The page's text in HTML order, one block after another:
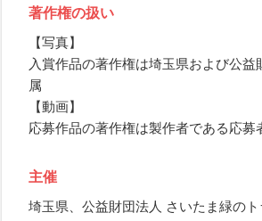
著作権の扱い
【写真】
入賞作品の著作権は埼玉県および公
属
【動画】
応募作品の著作権は製作者である応募
主催
埼玉県、公益財団法人 さいたま緑の